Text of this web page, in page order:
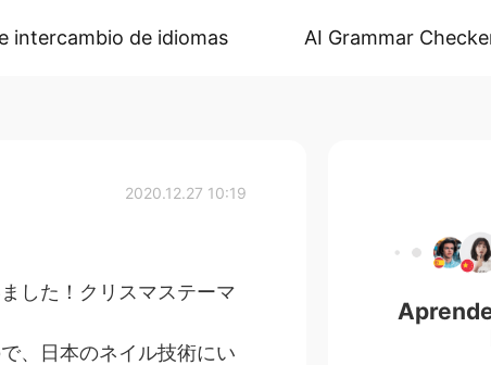
intercambio de idiomas AI Grammar
2020.12.27 10:19
した！クリスマステーマ
、日本のネイル技術にい